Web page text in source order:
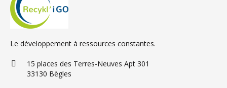
Le développement à ressources constantes.
15 places des Terres-Neuves Apt 301
33130 Bègles